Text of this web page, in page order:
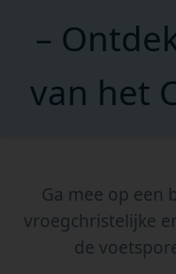
–
van het
Ga mee op een
vroegchristelijke
de